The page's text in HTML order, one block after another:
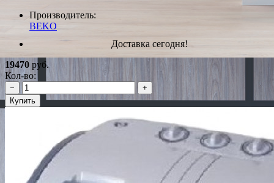
Производитель:
BEKO
Доставка сегодня!
19470 руб.
Кол-во:
−
+
Купить